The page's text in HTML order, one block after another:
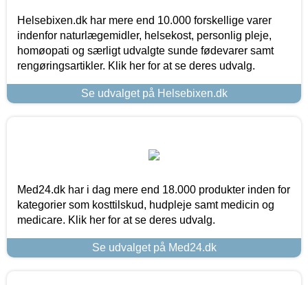
Helsebixen.dk har mere end 10.000 forskellige varer
indenfor naturlægemidler, helsekost, personlig pleje,
homøopati og særligt udvalgte sunde fødevarer samt
rengøringsartikler. Klik her for at se deres udvalg.
Se udvalget på Helsebixen.dk
Med24.dk har i dag mere end 18.000 produkter inden for
kategorier som kosttilskud, hudpleje samt medicin og
medicare. Klik her for at se deres udvalg.
Se udvalget på Med24.dk